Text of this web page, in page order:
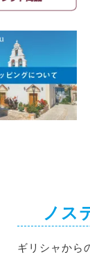
ティコ
トラガノ
ニョナ
ッシュ
ラー
ーヴィニョン
ノス
ギリシャから